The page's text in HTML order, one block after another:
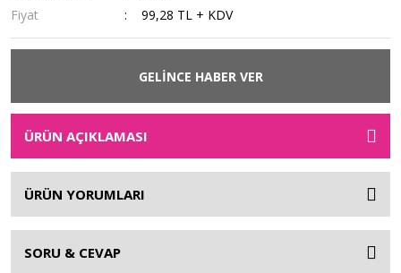
Fiyat
99,28 TL + KDV
GELİNCE HABER VER
ÜRÜN AÇIKLAMASI
ÜRÜN YORUMLARI
SORU & CEVAP